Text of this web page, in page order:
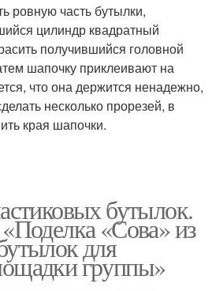
ровную часть бутылки,
цилиндр квадратный
получившийся головной
шапочку приклеивают на
что она держится ненадежно,
несколько прорезей, в
края шапочки.
бутылок.
«Сова» из
для
группы»